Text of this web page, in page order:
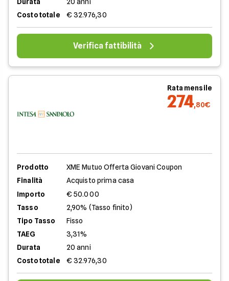
Costo totale
€ 32.976,30
Verifica fattibilità
Rata mensile
274,80€
Prodotto
XME Mutuo Offerta Giovani Coupon
Finalità
Acquisto prima casa
Importo
€ 50.000
Tasso
2,90% (Tasso finito)
Tipo Tasso
Fisso
TAEG
3,31%
Durata
20 anni
Costo totale
€ 32.976,30